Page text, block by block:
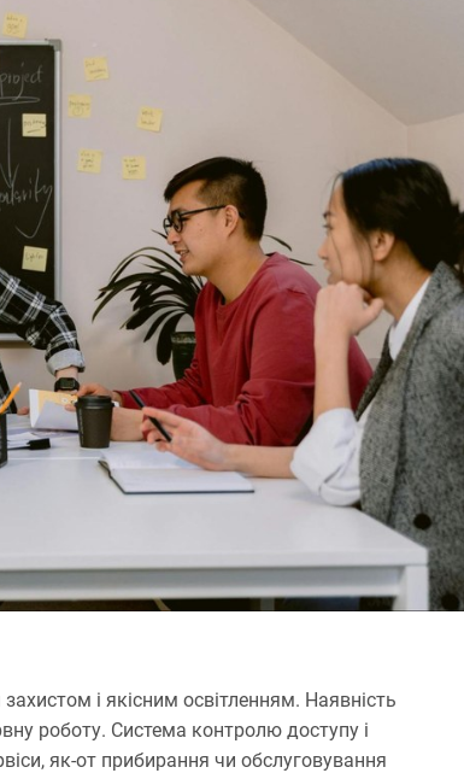
і якісним освітленням. Наявність
роботу. Система контролю доступу і
як-от прибирання чи обслуговування